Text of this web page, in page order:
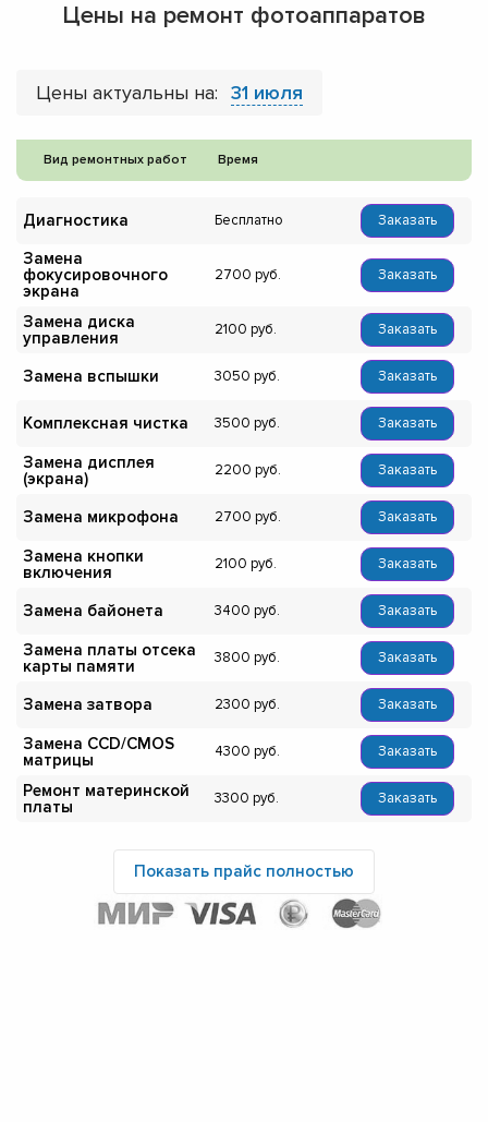
Цены на ремонт фотоаппаратов
Цены актуальны на: 31 июля
Вид ремонтных работ Время
Диагностика Бесплатно Заказать
Замена
фокусировочного
экрана
2700 Заказать
Замена диска
управления
2100 Заказать
Замена вспышки 3050 Заказать
Комплексная чистка 3500 Заказать
Замена дисплея
(экрана)
2200 Заказать
Замена микрофона 2700 Заказать
Замена кнопки
включения
2100 Заказать
Замена байонета 3400 Заказать
Замена платы отсека
карты памяти
3800 Заказать
Замена затвора 2300 Заказать
Замена CCD/CMOS
матрицы
4300 Заказать
Ремонт материнской
платы
3300 Заказать
Показать прайс полностью